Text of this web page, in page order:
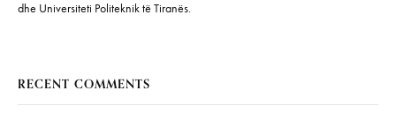
dhe Universiteti Politeknik të Tiranës.
RECENT COMMENTS